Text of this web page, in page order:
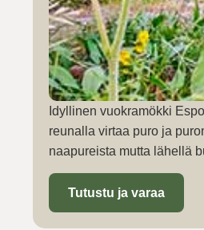
Idyllinen vuokramökki
reunalla virtaa puro ja
naapureista mutta lähellä
Tutustu ja varaa